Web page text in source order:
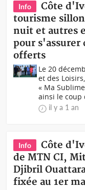
Info
Côte
tourisme
nuit et autres
pour s'assurer
offerts
Le 20
et des
« Ma
ainsi le coup
il y a 1 an
Info
Côte
de MTN CI,
Djibril
fixée au 1er